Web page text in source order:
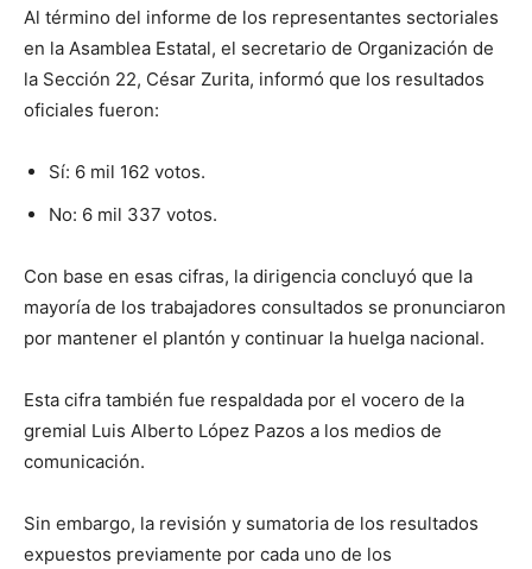
Al término del informe de los representantes sectoriales
en la Asamblea Estatal, el secretario de Organización de
la Sección 22, César Zurita, informó que los resultados
oficiales fueron:
Sí: 6 mil 162 votos.
No: 6 mil 337 votos.
Con base en esas cifras, la dirigencia concluyó que la
mayoría de los trabajadores consultados se pronunciaron
por mantener el plantón y continuar la huelga nacional.
Esta cifra también fue respaldada por el vocero de la
gremial Luis Alberto López Pazos a los medios de
comunicación.
Sin embargo, la revisión y sumatoria de los resultados
expuestos previamente por cada uno de los